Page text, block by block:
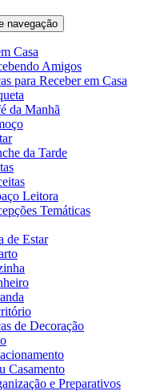
navegação
Casa
Amigos
para Receber em Casa
da Manhã
da Tarde
Leitora
Temáticas
de Estar
de Decoração
Casamento
e Preparativos